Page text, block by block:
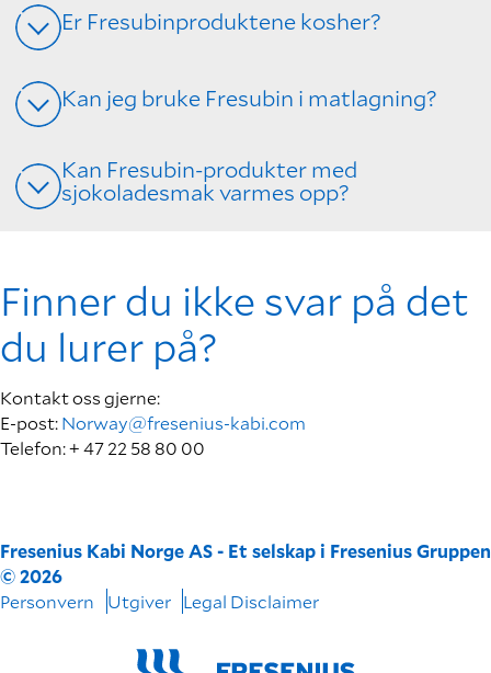
Er Fresubinproduktene kosher?
Kan jeg bruke Fresubin i matlagning?
Kan Fresubin-produkter med
sjokoladesmak varmes opp?
Finner du ikke svar på det
du lurer på?
Kontakt oss gjerne:
E-post:Norway@fresenius-kabi.com
Telefon: + 47 22 58 80 00
Fresenius Kabi Norge AS - Et selskap i Fresenius Gruppen
© 2026
Personvern
Utgiver Legal Disclaimer